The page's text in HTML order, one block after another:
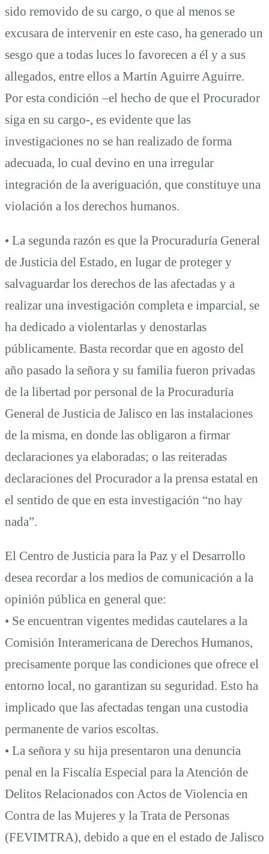
sido removido de su cargo, o que al menos se
excusara de intervenir en este caso, ha generado un
sesgo que a todas luces lo favorecen a él y a sus
allegados, entre ellos a Martín Aguirre Aguirre.
Por esta condición –el hecho de que el Procurador
siga en su cargo-, es evidente que las
investigaciones no se han realizado de forma
adecuada, lo cual devino en una irregular
integración de la averiguación, que constituye una
violación a los derechos humanos.
• La segunda razón es que la Procuraduría General
de Justicia del Estado, en lugar de proteger y
salvaguardar los derechos de las afectadas y a
realizar una investigación completa e imparcial, se
ha dedicado a violentarlas y denostarlas
públicamente. Basta recordar que en agosto del
año pasado la señora y su familia fueron privadas
de la libertad por personal de la Procuraduría
General de Justicia de Jalisco en las instalaciones
de la misma, en donde las obligaron a firmar
declaraciones ya elaboradas; o las reiteradas
declaraciones del Procurador a la prensa estatal en
el sentido de que en esta investigación “no hay
nada”.
El Centro de Justicia para la Paz y el Desarrollo
desea recordar a los medios de comunicación a la
opinión pública en general que:
• Se encuentran vigentes medidas cautelares a la
Comisión Interamericana de Derechos Humanos,
precisamente porque las condiciones que ofrece el
entorno local, no garantizan su seguridad. Esto ha
implicado que las afectadas tengan una custodia
permanente de varios escoltas.
• La señora y su hija presentaron una denuncia
penal en la Fiscalía Especial para la Atención de
Delitos Relacionados con Actos de Violencia en
Contra de las Mujeres y la Trata de Personas
(FEVIMTRA), debido a que en el estado de Jalisco